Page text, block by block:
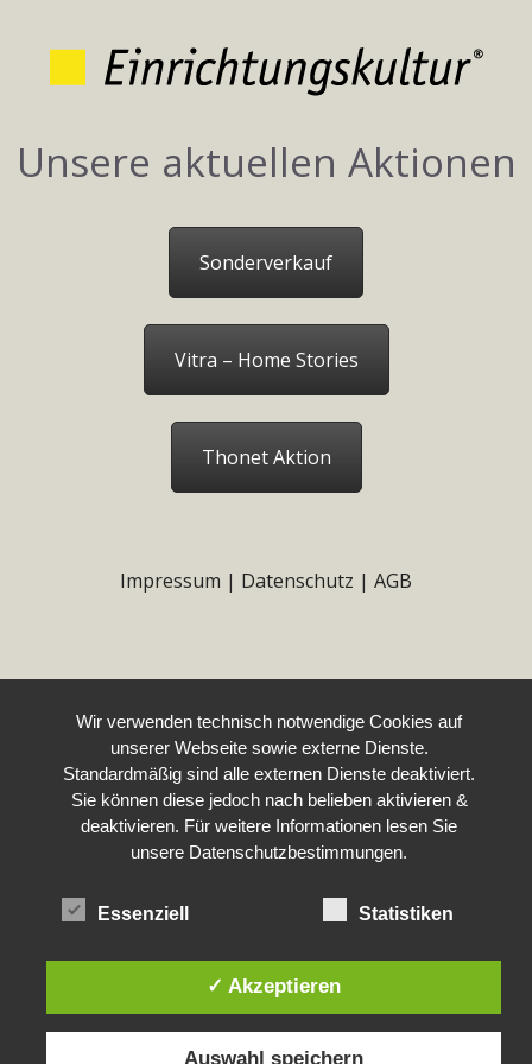
Unsere aktuellen Aktionen
Sonderverkauf
Vitra – Home Stories
Thonet Aktion
Impressum | Datenschutz | AGB
Wir verwenden technisch notwendige Cookies auf
unserer Webseite sowie externe Dienste.
Standardmäßig sind alle externen Dienste deaktiviert.
Sie können diese jedoch nach belieben aktivieren &
deaktivieren. Für weitere Informationen lesen Sie
unsere Datenschutzbestimmungen.
Essenziell Statistiken
✓ Akzeptieren
Auswahl speichern